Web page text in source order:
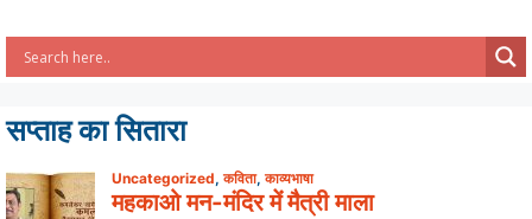
सप्ताह का सितारा